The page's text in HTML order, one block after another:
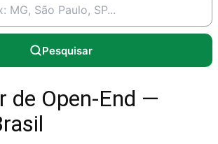
Pesquisar
de Open-End —